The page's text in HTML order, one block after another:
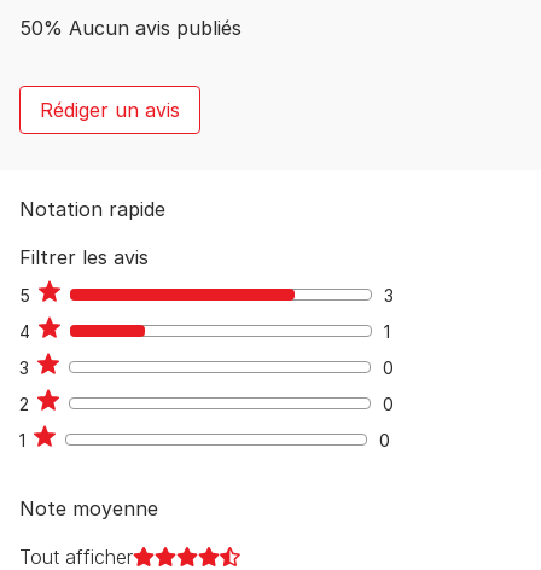
50% Aucun avis publiés
Rédiger un avis
Notation rapide
Filtrer les avis
5 3
3
4
1
1
3
0
0
2
0
0
1
0 0
Note moyenne
Tout afficher